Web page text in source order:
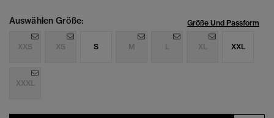
Auswählen Größe: Größe Und Passform
XXS XS S M L XL XXL
XXXL